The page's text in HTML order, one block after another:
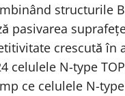
structurile
pasivarea
crescută în
celulele N-type
ce celulele N-